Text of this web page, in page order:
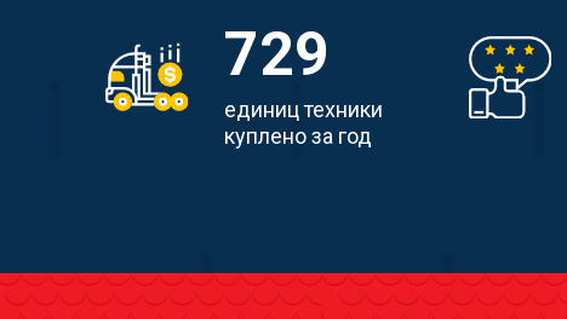
729
единиц техники
куплено за год